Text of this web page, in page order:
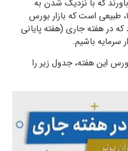
باورند که با نزدیک شدن به
برگزاری انتخابات ریاست جمهوری ۱۴۰۰، طبیعی است که بازار بورس
در هفته جاری (هفته پایانی
سرمایه باشیم.
این هفته، جدول زیر را